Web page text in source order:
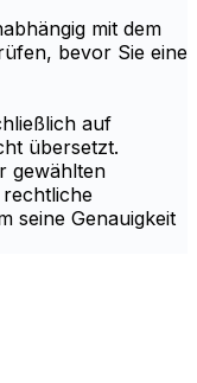
mit dem
bevor Sie eine
auf
übersetzt.
gewählten
seine Genauigkeit